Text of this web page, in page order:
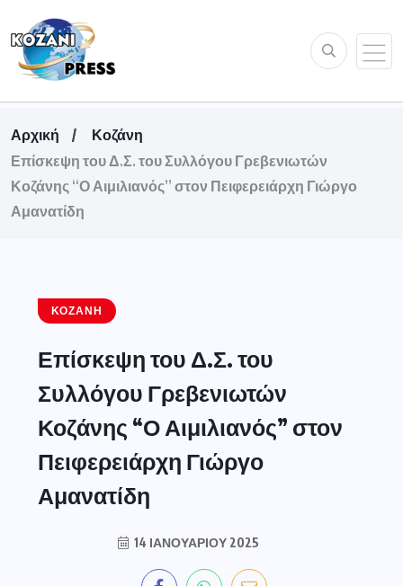
Αρχική
Κοζάνη
Επίσκεψη του Δ.Σ. του Συλλόγου Γρεβενιωτών
Κοζάνης “Ο Αιμιλιανός” στον Πειφερειάρχη Γιώργο
Αμανατίδη
ΚΟΖΆΝΗ
Επίσκεψη του Δ.Σ. του
Συλλόγου Γρεβενιωτών
Κοζάνης “Ο Αιμιλιανός” στον
Πειφερειάρχη Γιώργο
Αμανατίδη
14 ΙΑΝΟΥΑΡΊΟΥ 2025